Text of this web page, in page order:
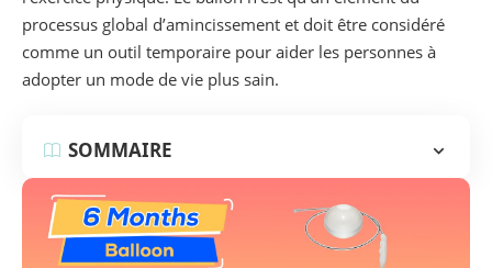
processus global d’amincissement et doit être considéré
comme un outil temporaire pour aider les personnes à
adopter un mode de vie plus sain.
SOMMAIRE